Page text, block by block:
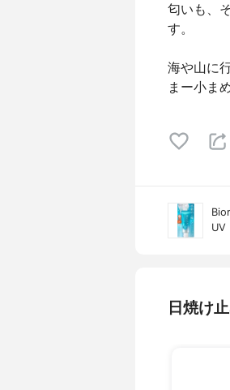
匂いも、
す。
海や山に
まー小ま
UV
日焼け